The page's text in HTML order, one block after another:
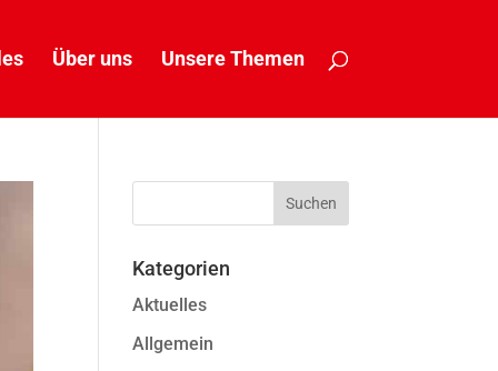
Über uns Unsere Themen
Kategorien
Aktuelles
Allgemein